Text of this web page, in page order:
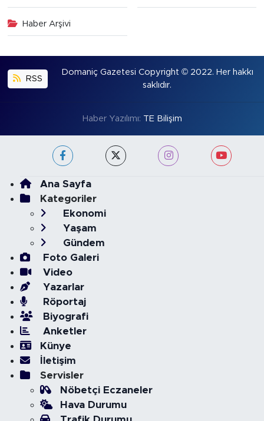
Haber Arşivi
RSS
Domaniç Gazetesi Copyright © 2022. Her hakkı
saklıdır.
Haber Yazılımı: TE Bilişim
Ana Sayfa
Kategoriler
Ekonomi
Yaşam
Gündem
Foto Galeri
Video
Yazarlar
Röportaj
Biyografi
Anketler
Künye
İletişim
Servisler
Nöbetçi Eczaneler
Hava Durumu